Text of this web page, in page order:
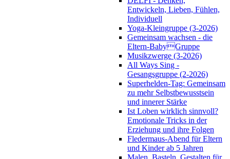
Entwickeln, Lieben, Fühlen,
Individuell
Yoga-Kleingruppe (3-2026)
Gemeinsam wachsen - die
Eltern-BabyGruppe
Musikzwerge (3-2026)
All Ways Sing -
Gesangsgruppe (2-2026)
Superhelden-Tag: Gemeinsam
zu mehr Selbstbewusstsein
und innerer Stärke
Ist Loben wirklich sinnvoll?
Emotionale Tricks in der
Erziehung und ihre Folgen
Fledermaus-Abend für Eltern
und Kinder ab 5 Jahren
Malen, Basteln, Gestalten für